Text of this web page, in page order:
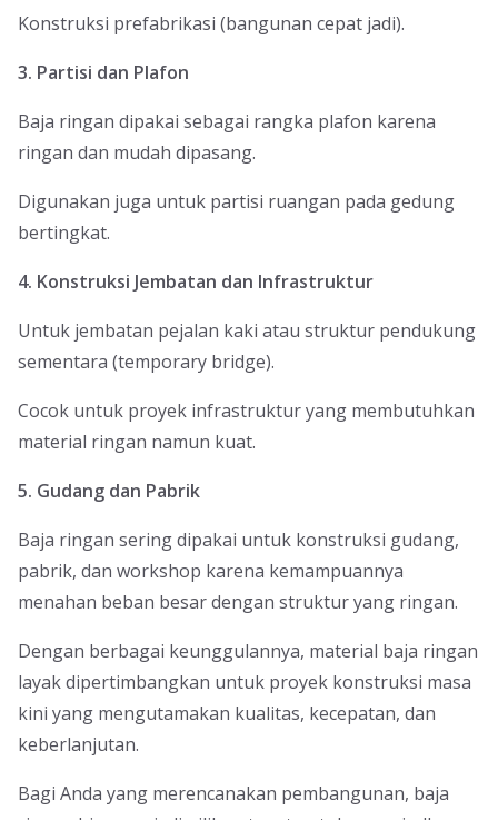
Konstruksi prefabrikasi (bangunan cepat jadi).
3. Partisi dan Plafon
Baja ringan dipakai sebagai rangka plafon karena
ringan dan mudah dipasang.
Digunakan juga untuk partisi ruangan pada gedung
bertingkat.
4. Konstruksi Jembatan dan Infrastruktur
Untuk jembatan pejalan kaki atau struktur pendukung
sementara (temporary bridge).
Cocok untuk proyek infrastruktur yang membutuhkan
material ringan namun kuat.
5. Gudang dan Pabrik
Baja ringan sering dipakai untuk konstruksi gudang,
pabrik, dan workshop karena kemampuannya
menahan beban besar dengan struktur yang ringan.
Dengan berbagai keunggulannya, material baja ringan
layak dipertimbangkan untuk proyek konstruksi masa
kini yang mengutamakan kualitas, kecepatan, dan
keberlanjutan.
Bagi Anda yang merencanakan pembangunan, baja